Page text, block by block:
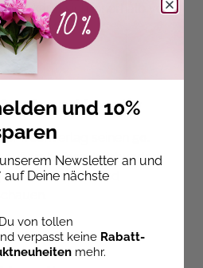
verkauft sich innerhalb von
Mal.
frech und kreativ
frechverlag seinen
ein halbes Jahrhundert
neuer Trends und
und 10%
Newsletter an und
auf Deine nächste
von tollen
verpasst keine Rabatt-
mehr.